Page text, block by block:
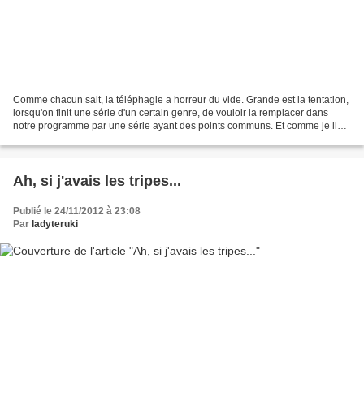
Comme chacun sait, la téléphagie a horreur du vide. Grande est la tentation,
lorsqu'on finit une série d'un certain genre, de vouloir la remplacer dans
notre programme par une série ayant des points communs. Et comme je lis
Ah, si j'avais les tripes...
Publié le 24/11/2012 à 23:08
Par ladyteruki